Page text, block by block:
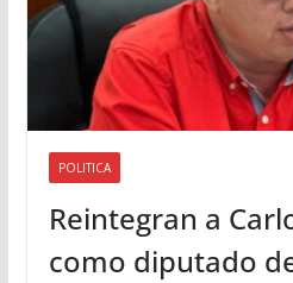
POLITICA
Reintegran a
como diputado